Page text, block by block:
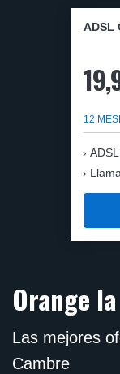
ADSL
12
Orange
Las mejores
Cambre